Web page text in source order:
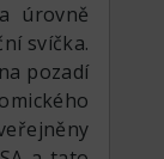
úrovně
svíčka.
pozadí